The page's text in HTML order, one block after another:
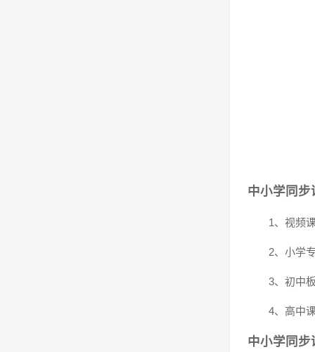
中小学同步
1、视频
2、小学
3、初中
4、高中
中小学同步